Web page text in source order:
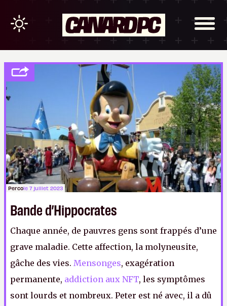
Percole 7 juillet 2023
Bande d’Hippocrates
Chaque année, de pauvres gens sont frappés d’une
grave maladie. Cette affection, la molyneusite,
gâche des vies. Mensonges, exagération
permanente, addiction aux NFT, les symptômes
sont lourds et nombreux. Peter est né avec, il a dû